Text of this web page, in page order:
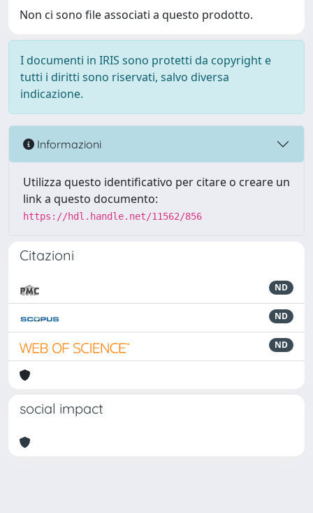
Non ci sono file associati a questo prodotto.
I documenti in IRIS sono protetti da copyright e
tutti i diritti sono riservati, salvo diversa
indicazione.
Informazioni
Utilizza questo identificativo per citare o creare un
link a questo documento:
https://hdl.handle.net/11562/856
Citazioni
ND
ND
ND
social impact